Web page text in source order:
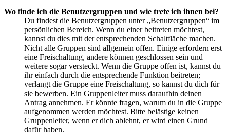
Wo finde ich die Benutzergruppen und wie trete ich ihnen bei?
Du findest die Benutzergruppen unter „Benutzergruppen“ im
persönlichen Bereich. Wenn du einer beitreten möchtest,
kannst du dies mit der entsprechenden Schaltfläche machen.
Nicht alle Gruppen sind allgemein offen. Einige erfordern erst
eine Freischaltung, andere können geschlossen sein und
weitere sogar versteckt. Wenn die Gruppe offen ist, kannst du
ihr einfach durch die entsprechende Funktion beitreten;
verlangt die Gruppe eine Freischaltung, so kannst du dich für
sie bewerben. Ein Gruppenleiter muss daraufhin deinen
Antrag annehmen. Er könnte fragen, warum du in die Gruppe
aufgenommen werden möchtest. Bitte belästige keinen
Gruppenleiter, wenn er dich ablehnt, er wird einen Grund
dafür haben.